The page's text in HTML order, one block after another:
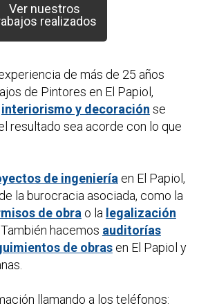
Ver nuestros
realizados
de más de 25 años
de Pintores en El Papiol,
interiorismo y decoración se
resultado sea acorde con lo que
de ingeniería en El Papiol,
la burocracia asociada, como la
de obra o la legalización
hacemos auditorías
de obrasen El Papiol y
llamando a los teléfonos: